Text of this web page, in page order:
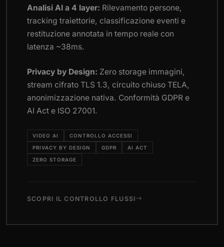
Analisi AI a 4 layer: Rilevamento persone,
tracking traiettorie, classificazione eventi e
restituzione annotata in tempo reale con
latenza ~38ms.
Privacy by Design: Zero storage immagini,
stream cifrato TLS 1.3, circuito chiuso TELA,
anonimizzazione nativa. Conformità GDPR e
AI Act e ISO 27001.
VIDEO AI
CONTROLLO ACCESSI
PRIVACY BY DESIGN
GDPR
AI ACT
ZERO STORAGE
SCOPRI IL CONTROLLO FLUSSI